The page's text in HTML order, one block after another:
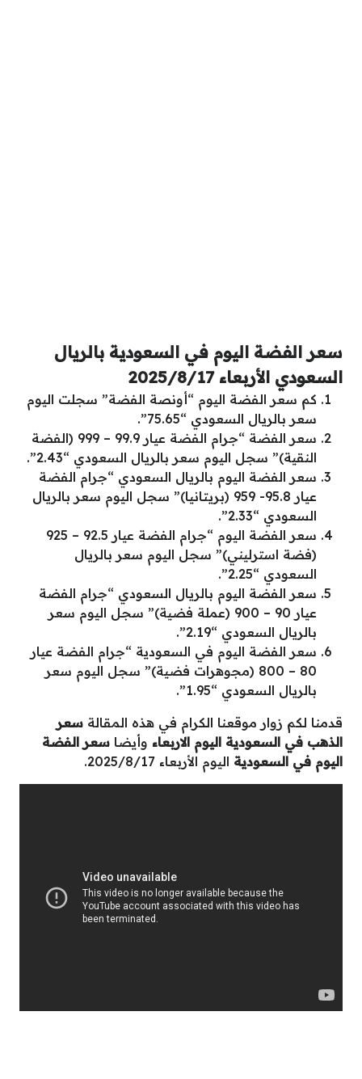
سعر الفضة اليوم في السعودية بالريال
السعودي الأربعاء 2025/8/17
كم سعر الفضة اليوم “أونصة الفضة” سجلت اليوم
سعر بالريال السعودي “75.65”.
سعر الفضة “جرام الفضة عيار 99.9 – 999 (الفضة
النقية)” سجل اليوم سعر بالريال السعودي “2.43”.
سعر الفضة اليوم بالريال السعودي “جرام الفضة
عيار 95.8- 959 (بريتانيا)” سجل اليوم سعر بالريال
السعودي “2.33”.
سعر الفضة اليوم “جرام الفضة عيار 92.5 – 925
(فضة استرليني)” سجل اليوم سعر بالريال
السعودي “2.25”.
سعر الفضة اليوم بالريال السعودي “جرام الفضة
عيار 90 – 900 (عملة فضية)” سجل اليوم سعر
بالريال السعودي “2.19”.
سعر الفضة اليوم في السعودية “جرام الفضة عيار
80 – 800 (مجوهرات فضية)” سجل اليوم سعر
بالريال السعودي “1.95”.
قدمنا لكم زوار موقعنا الكرام في هذه المقالة سعر
الذهب في السعودية اليوم الاربعاء وأيضا سعر الفضة
اليوم في السعودية اليوم الأربعاء 2025/8/17.